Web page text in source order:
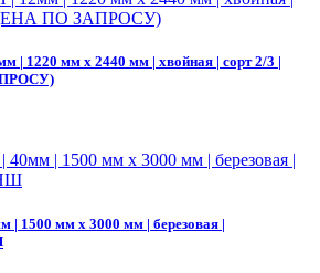
| 1220 мм х 2440 мм | хвойная | сорт 2/3 |
1500 мм х 3000 мм | березовая |